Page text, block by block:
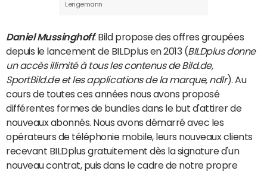
Lengemann
Daniel Mussinghoff. Bild propose des offres groupées
depuis le lancement de BILDplus en 2013 (BILDplus donne
un accès illimité à tous les contenus de Bild.de,
SportBild.de et les applications de la marque, ndlr). Au
cours de toutes ces années nous avons proposé
différentes formes de bundles dans le but d'attirer de
nouveaux abonnés. Nous avons démarré avec les
opérateurs de téléphonie mobile, leurs nouveaux clients
recevant BILDplus gratuitement dès la signature d'un
nouveau contrat, puis dans le cadre de notre propre